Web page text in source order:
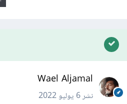
Wael Aljamal
نشر6 يوليو 2022